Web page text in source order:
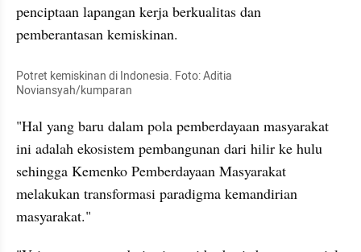
penciptaan lapangan kerja berkualitas dan
pemberantasan kemiskinan.
Potret kemiskinan di Indonesia. Foto: Aditia
Noviansyah/kumparan
"Hal yang baru dalam pola pemberdayaan masyarakat
ini adalah ekosistem pembangunan dari hilir ke hulu
sehingga Kemenko Pemberdayaan Masyarakat
melakukan transformasi paradigma kemandirian
masyarakat."